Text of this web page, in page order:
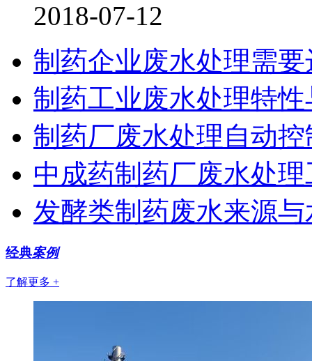
2018-07-12
制药企业废水处理需
制药工业废水处理特
制药厂废水处理自动
中成药制药厂废水处
发酵类制药废水来源
经典案例
了解更多 +